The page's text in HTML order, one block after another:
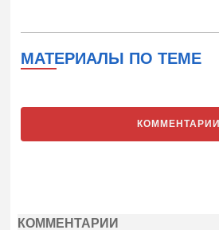
МАТЕРИАЛЫ ПО ТЕМЕ
КОММЕНТАРИИ
КОММЕНТАРИИ